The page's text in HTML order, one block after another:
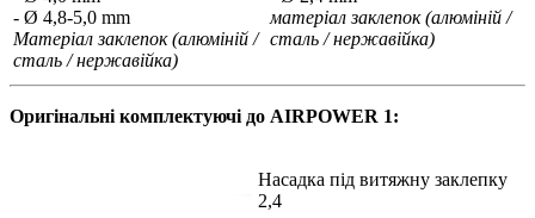
- Ø 4,8-5,0 mm
Матеріал заклепок (алюміній /
сталь / нержавійка)
матеріал заклепок (алюміній /
сталь / нержавійка)
Оригінальні комплектуючі до AIRPOWER 1:
Насадка під витяжну заклепку
2,4